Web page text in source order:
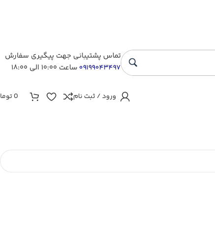
تماس پشتیبانی جهت پیگیری سفارش
۰۹۱۹۹۰۴۳۴۹۷ ساعت ۱۰:۰۰ الی ۱۸:۰۰
ورود / ثبت نام 0